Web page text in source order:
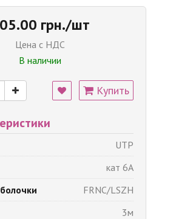
грн./шт
Цена с НДС
В наличии
Купить
UTP
кат 6A
FRNC/LSZH
3м